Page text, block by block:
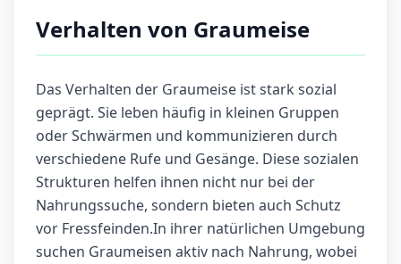
Verhalten von Graumeise
Das Verhalten der Graumeise ist stark sozial
geprägt. Sie leben häufig in kleinen Gruppen
oder Schwärmen und kommunizieren durch
verschiedene Rufe und Gesänge. Diese sozialen
Strukturen helfen ihnen nicht nur bei der
Nahrungssuche, sondern bieten auch Schutz
vor Fressfeinden.In ihrer natürlichen Umgebung
suchen Graumeisen aktiv nach Nahrung, wobei